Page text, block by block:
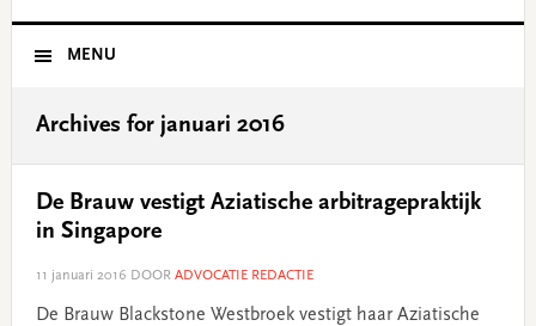
MENU
Archives for januari 2016
De Brauw vestigt Aziatische arbitragepraktijk
in Singapore
11 januari 2016 DOOR ADVOCATIE REDACTIE
De Brauw Blackstone Westbroek vestigt haar Aziatische